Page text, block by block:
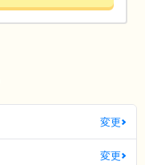
変更
変更